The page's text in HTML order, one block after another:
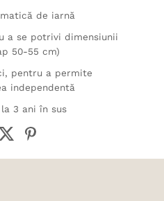
de iarnă
a se potrivi dimensiunii
50-55 cm)
pentru a permite
independentă
3 ani în sus